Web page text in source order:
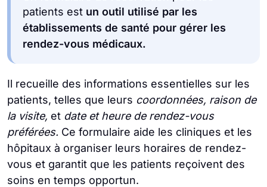
patients est un outil utilisé par les
établissements de santé pour gérer les
rendez-vous médicaux.
Il recueille des informations essentielles sur les
patients, telles que leurs coordonnées, raison de
la visite, et date et heure de rendez-vous
préférées. Ce formulaire aide les cliniques et les
hôpitaux à organiser leurs horaires de rendez-
vous et garantit que les patients reçoivent des
soins en temps opportun.